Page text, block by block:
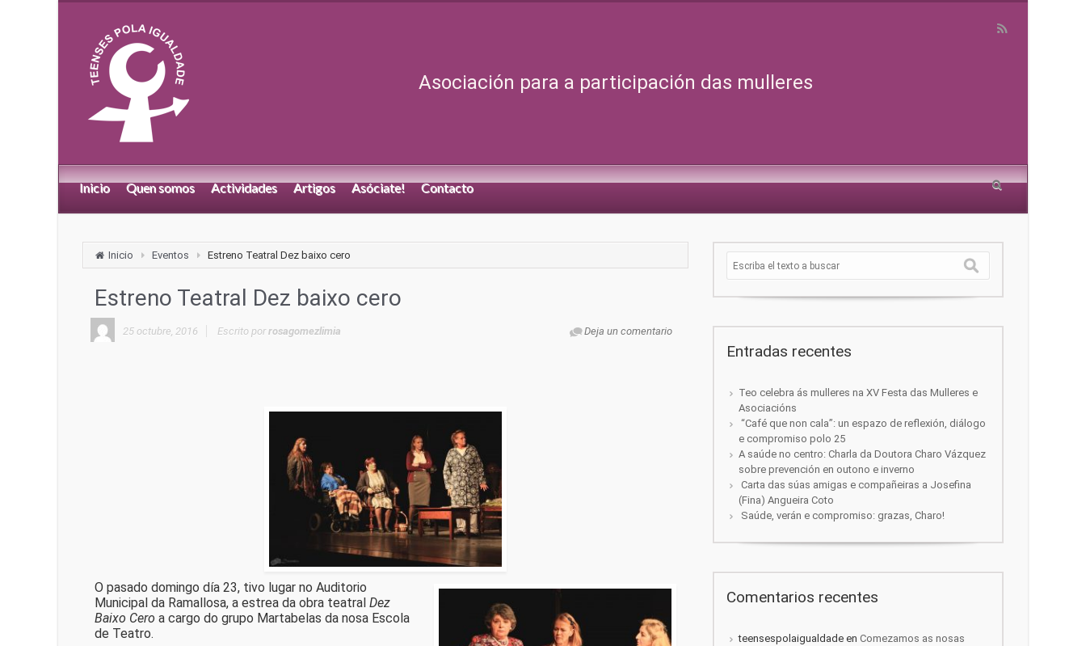
Asociación para a participación das mulleres
Inicio Quen somos Actividades Artigos Asóciate! Contacto
Inicio Eventos Estreno Teatral Dez baixo cero
Estreno Teatral Dez baixo cero
25 octubre, 2016 Deja un comentario
Escrito porrosagomezlimia
O pasado domingo día 23, tivo lugar no Auditorio
Municipal da Ramallosa, a estrea da obra teatral Dez
Baixo Cero a cargo do grupo Martabelas da nosa Escola
de Teatro.
Entradas recentes
Teo celebra ás mulleres na XV Festa das Mulleres e
Asociacións
“Café que non cala”: un espazo de reflexión, diálogo
e compromiso polo 25
A saúde no centro: Charla da Doutora Charo Vázquez
sobre prevención en outono e inverno
Carta das súas amigas e compañeiras a Josefina
(Fina) Angueira Coto
Saúde, verán e compromiso: grazas, Charo!
Comentarios recentes
teensespolaigualdade en Comezamos as nosas